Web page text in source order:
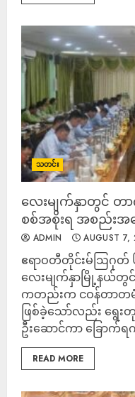
သတင်း
လေးမျက်နှာတွင် တာ
စစ်အစိုးရ အစည်းအ
ADMIN AUGUST 7,
ဧရာဝတီတိုင်းမ်ဩဂုတ်
လေးမျက်နှာမြို့နယ်တွ
ကတည်းက ငဝန်တာတမံ
ဖြစ်ခဲ့သော်လည်း ရွေ
ဦးဆောင်ကာ ခြောက်
READ MORE